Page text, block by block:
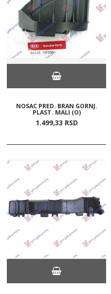
NOSAC PRED. BRAN GORNJ.
PLAST. MALI (O)
1.499,33 RSD